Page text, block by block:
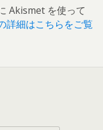
Akismet を使って
詳細はこちらをご覧